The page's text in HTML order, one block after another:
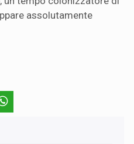
assolutamente